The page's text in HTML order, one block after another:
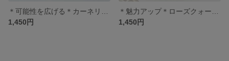
1,450円
1,450円